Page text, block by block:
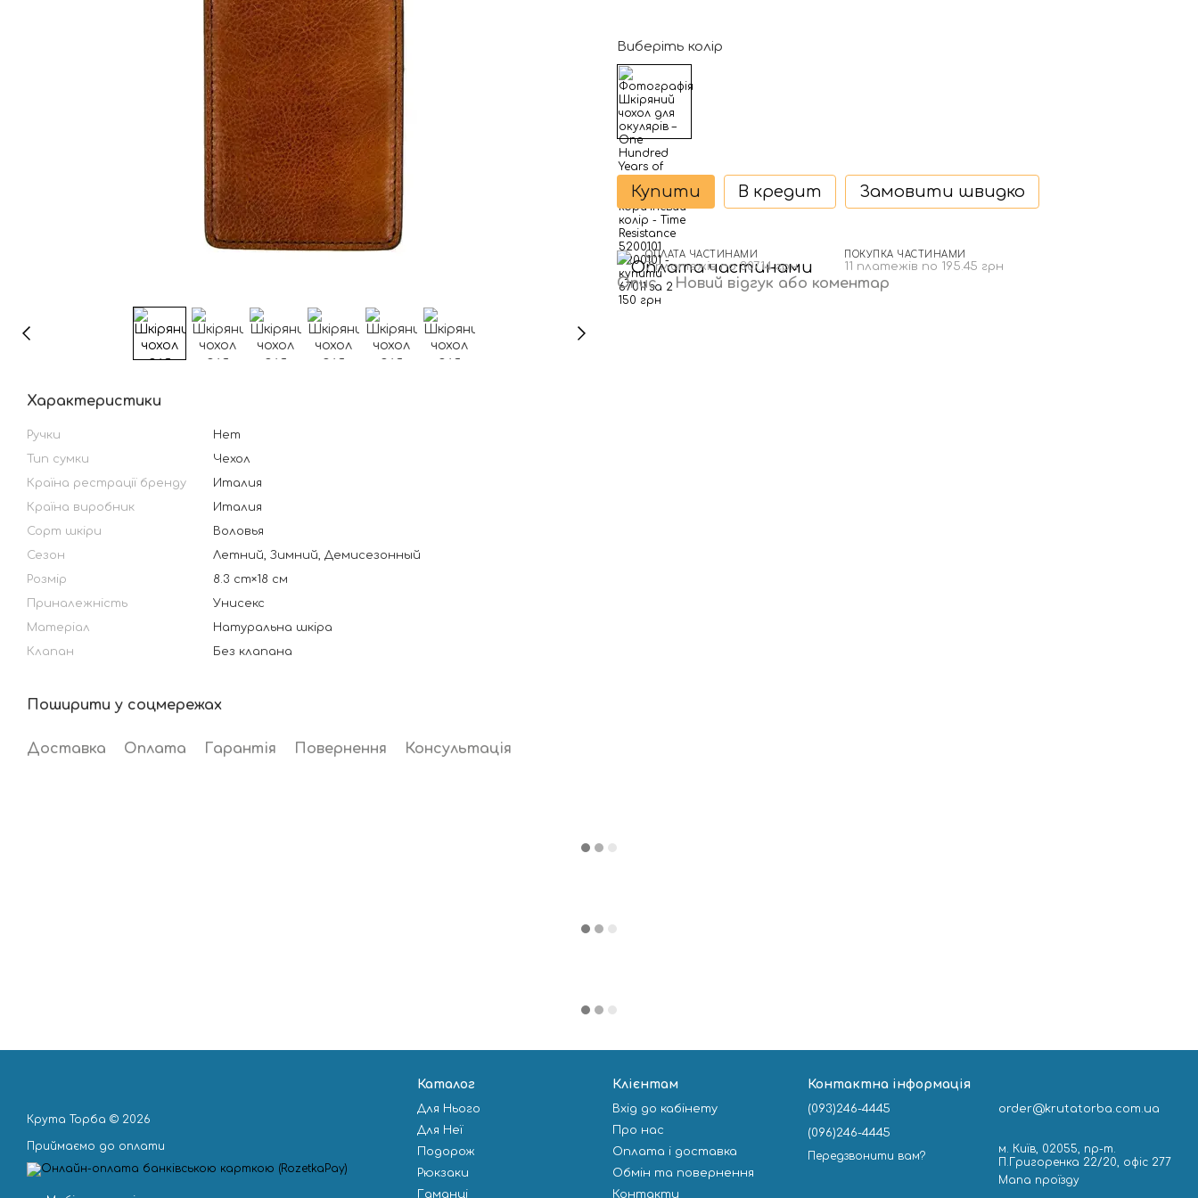
Характеристики
Ручки
Нет
Тип сумки
Чехол
Країна рестрації бренду
Италия
Країна виробник
Италия
Сорт шкіри
Воловья
Сезон
Летний, Зимний, Демисезонный
Розмір
8.3 cm×18 см
Приналежність
Унисекс
Матеріал
Натуральна шкіра
Клапан
Без клапана
Поширити у соцмережах
Доставка Оплата Гарантія Повернення Консультація
Виберіть колір
Купити В кредит Замовити швидко
ОПЛАТА ЧАСТИНАМИ
7 платежів по 307.14 грн
ПОКУПКА ЧАСТИНАМИ
11 платежів по 195.45 грн
Опис Новий відгук або коментар
Крута Торба © 2026
Приймаємо до оплати
Каталог
Для Нього
Для Неї
Подорож
Рюкзаки
Гаманці
Клієнтам
Вхід до кабінету
Про нас
Оплата і доставка
Обмін та повернення
Контакти
Контактна інформація
(093)246-4445
(096)246-4445
Передзвонити вам?
order@krutatorba.com.ua
м. Київ, 02055, пр-т.
П.Григоренка 22/20, офіс 277
Мапа проїзду